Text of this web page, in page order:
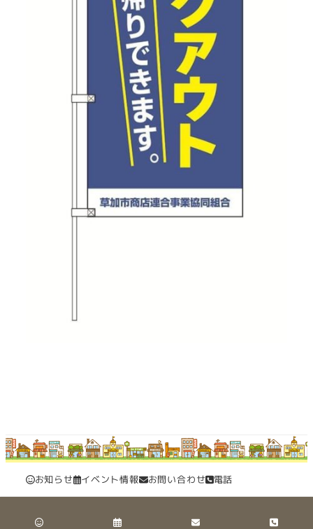
お知らせ イベント情報 お問い合わせ 電話
© 2020 草加市商店連合事業協同組合 All rights